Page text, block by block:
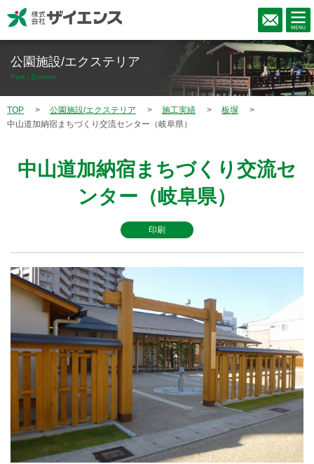
公園施設/エクステリア
Park / Exterior
TOP 公園施設/エクステリア 施工実績
板塀
中山道加納宿まちづくり交流センター（岐阜県）
中山道加納宿まちづくり交流セ
ンター（岐阜県）
印刷